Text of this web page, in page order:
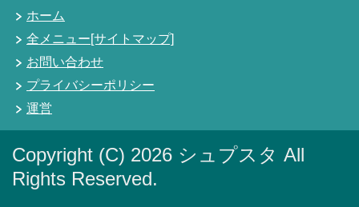
ホーム
全メニュー[サイトマップ]
お問い合わせ
プライバシーポリシー
運営
Copyright (C) 2026 シュプスタ All
Rights Reserved.